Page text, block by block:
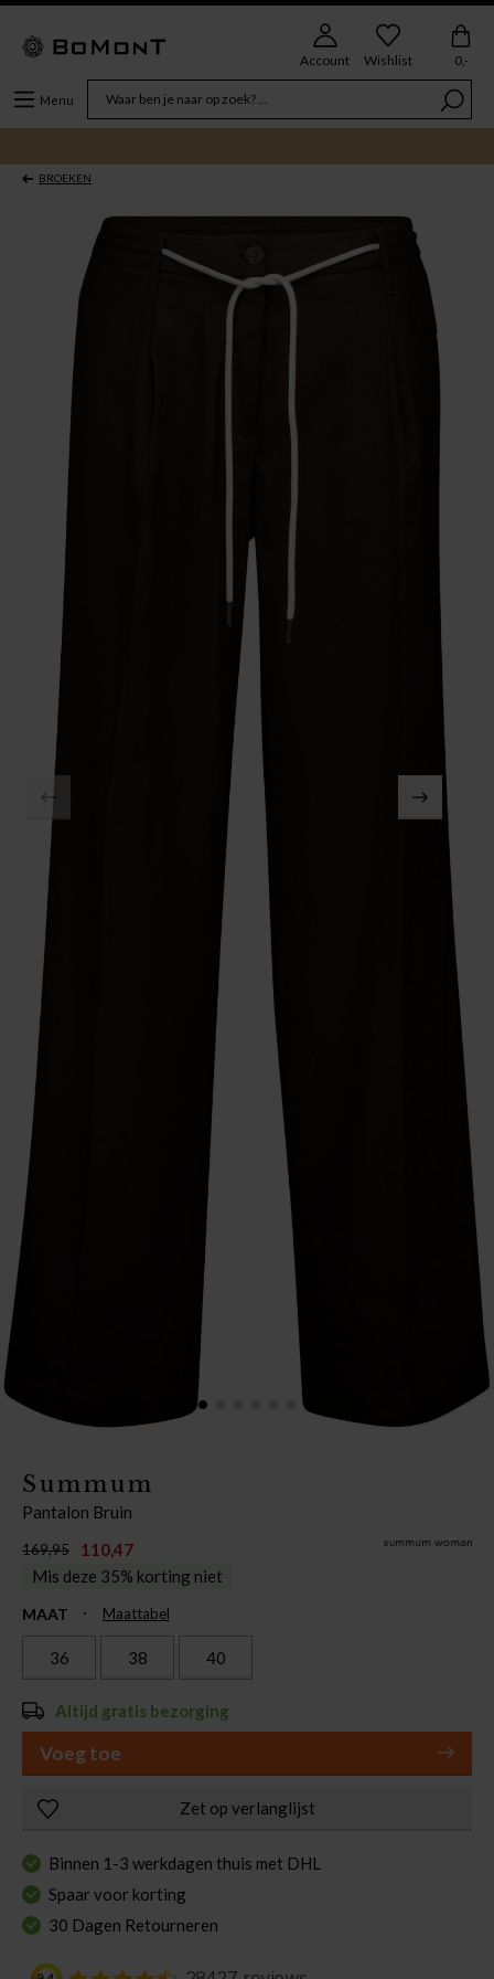
Menu
Account Wishlist 0,-
BROEKEN
Summum
Pantalon Bruin
169,95
110,47
Mis deze 35% korting niet
MAAT Maattabel
36 38 40
Altijd gratis bezorging
Voeg toe
Zet op verlanglijst
Binnen 1-3 werkdagen thuis met DHL
Spaar voor korting
30 Dagen Retourneren